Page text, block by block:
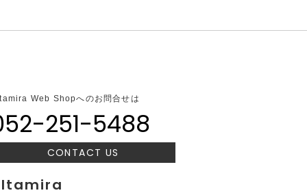
Web Shopへのお問合せは
251-5488
CONTACT US